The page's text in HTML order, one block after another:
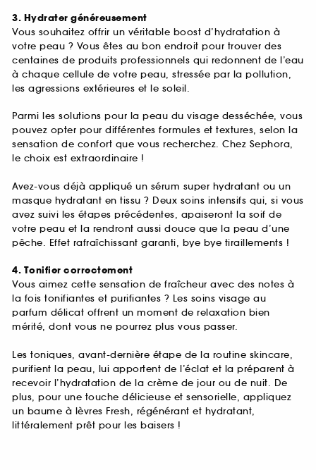
3. Hydrater généreusement
Vous souhaitez offrir un véritable boost d’hydratation à
votre peau ? Vous êtes au bon endroit pour trouver des
centaines de produits professionnels qui redonnent de l’eau
à chaque cellule de votre peau, stressée par la pollution,
les agressions extérieures et le soleil.
Parmi les solutions pour la peau du visage desséchée, vous
pouvez opter pour différentes formules et textures, selon la
sensation de confort que vous recherchez. Chez Sephora,
le choix est extraordinaire !
Avez-vous déjà appliqué un sérum super hydratant ou un
masque hydratant en tissu ? Deux soins intensifs qui, si vous
avez suivi les étapes précédentes, apaiseront la soif de
votre peau et la rendront aussi douce que la peau d’une
pêche. Effet rafraîchissant garanti, bye bye tiraillements !
4. Tonifier correctement
Vous aimez cette sensation de fraîcheur avec des notes à
la fois tonifiantes et purifiantes ? Les soins visage au
parfum délicat offrent un moment de relaxation bien
mérité, dont vous ne pourrez plus vous passer.
Les toniques, avant-dernière étape de la routine skincare,
purifient la peau, lui apportent de l’éclat et la préparent à
recevoir l’hydratation de la crème de jour ou de nuit. De
plus, pour une touche délicieuse et sensorielle, appliquez
un baume à lèvres Fresh, régénérant et hydratant,
littéralement prêt pour les baisers !